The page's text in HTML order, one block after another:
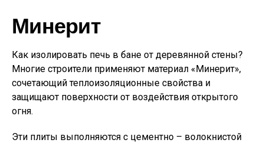
Минерит
Как изолировать печь в бане от деревянной стены?
Многие строители применяют материал «Минерит»,
сочетающий теплоизоляционные свойства и
защищают поверхности от воздействия открытого
огня.
Эти плиты выполняются с цементно – волокнистой